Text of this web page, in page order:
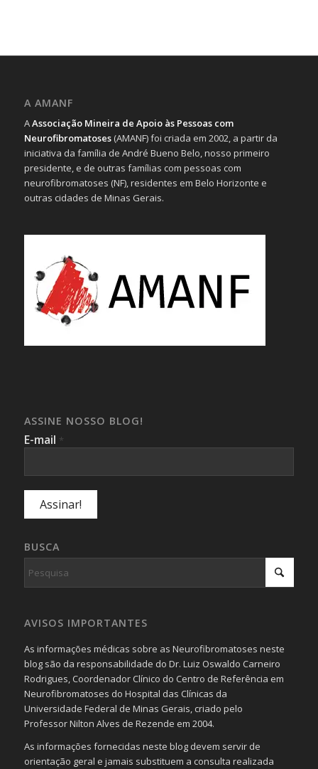
A AMANF
AAssociação Mineira de Apoio às Pessoas com
Neurofibromatoses(AMANF) foi criada em 2002, a partir da
iniciativa da família de André Bueno Belo, nosso primeiro
presidente, e de outras famílias com pessoas com
neurofibromatoses (NF), residentes em Belo Horizonte e
outras cidades de Minas Gerais.
ASSINE NOSSO BLOG!
E-mail *
BUSCA
AVISOS IMPORTANTES
As informações médicas sobre as Neurofibromatoses neste
blog são da responsabilidade do Dr. Luiz Oswaldo Carneiro
Rodrigues, Coordenador Clínico do Centro de Referência em
Neurofibromatoses do Hospital das Clínicas da
Universidade Federal de Minas Gerais, criado pelo
Professor Nilton Alves de Rezende em 2004.
As informações fornecidas neste blog devem servir de
orientação geral e jamais substituem a consulta realizada